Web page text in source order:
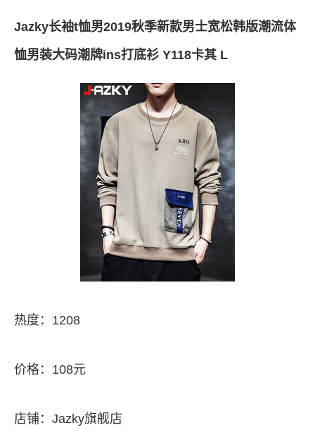
Jazky长袖t恤男2019秋季新款男士宽松韩版潮流体
恤男装大码潮牌ins打底衫 Y118卡其 L
热度：1208
价格：108元
店铺：Jazky旗舰店